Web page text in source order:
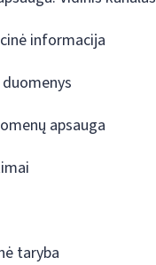
informacija
apsauga
taryba